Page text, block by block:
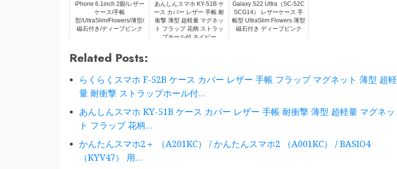
iPhone 6.1inch 2眼/レザー
ケース/手帳
型/UltraSlim/Flowers/薄型/
磁石付き/ディープピンク
あんしんスマホ KY-51B ケ
ース カバー レザー 手帳 耐
衝撃 薄型 超軽量 マグネッ
ト フラップ 花柄 ストラッ
プホール付 ネイビー
Galaxy S22 Ultra（SC-52C
SCG14） レザーケース 手
帳型 UltraSlim Flowers 薄型
磁石付き ディープピンク
Related Posts:
らくらくスマホ F-52B ケース カバー レザー 手帳 フラップ マグネット 薄型 超軽
量 耐衝撃 ストラップホール付…
あんしんスマホ KY-51B ケース カバー レザー 手帳 耐衝撃 薄型 超軽量 マグネッ
ト フラップ 花柄…
かんたんスマホ2＋ （A201KC） / かんたんスマホ2 （A001KC） / BASIO4
（KYV47） 用…